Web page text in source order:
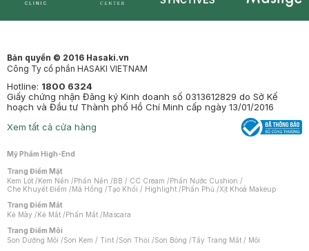
Bản quyền © 2016 Hasaki.vn
Công Ty cổ phần HASAKI VIETNAM
Hotline: 1800 6324
Giấy chứng nhận Đăng ký Kinh doanh số 0313612829 do Sở Kế
hoạch và Đầu tư Thành phố Hồ Chí Minh cấp ngày 13/01/2016
Xem tất cả cửa hàng
Mỹ Phẩm High-End
Trang Điểm Mặt
Kem Lót /Kem Nền /Phấn Nền /BB / CC Cream /Phấn Nước Cushion /
Che Khuyết Điểm /Má Hồng /Tạo Khối / Highlight /Phấn Phủ /Xịt Khoá Makeup
Trang Điểm Mắt
Kẻ Mày /Kẻ Mắt /Phấn Mắt /Mascara
Trang Điểm Môi
Son Dưỡng Môi /Son Kem / Tint /Son Thỏi /Son Bóng /Tẩy Trang Mắt / Môi